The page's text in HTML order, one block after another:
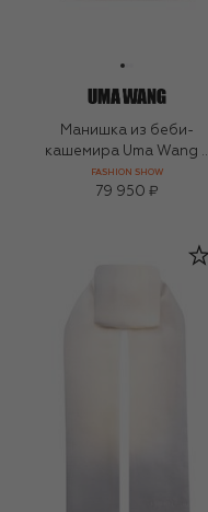
Манишка из беби-
кашемира Uma Wang x
1436
FASHION SHOW
79 950 ₽